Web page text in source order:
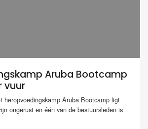
Aruba Bootcamp
vuur
heropvoedingskamp Aruba Bootcamp ligt
ongerust en één van de bestuursleden is